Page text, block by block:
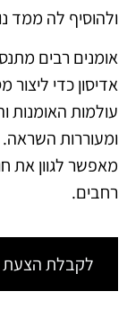
ולהוסיף לה ממד
אומנים רבים
אדיסון כדי ליצור
עולמות האומנות
ומעוררות השראה.
מאפשר לגוון את
רחבים.
לקבלת הצעת